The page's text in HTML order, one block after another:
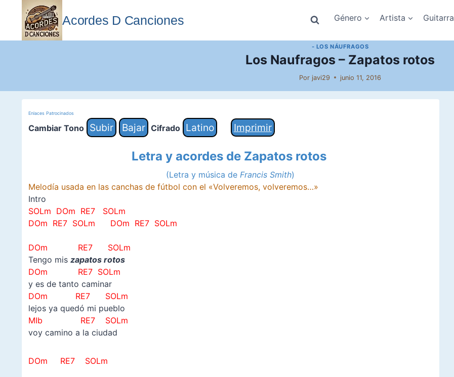
contenido
Acordes D Canciones Género Artista Guitarra
- LOS NÁUFRAGOS
Los Naufragos – Zapatos rotos
Por javi29 junio 11, 2016
Enlaces Patrocinados
Cambiar Tono Subir Bajar Cifrado Latino Imprimir
Letra y acordes de Zapatos rotos
(Letra y música deFrancis Smith)
Melodía usada en las canchas de fútbol con el «Volveremos, volveremos…»
Intro
SOLm DOm RE7 SOLm
DOm RE7 SOLm DOm RE7 SOLm
DOm RE7 SOLm
Tengo mis zapatos rotos
DOm RE7 SOLm
y es de tanto caminar
DOm RE7 SOLm
lejos ya quedó mi pueblo
MIb RE7 SOLm
voy camino a la ciudad
DOm RE7 SOLm